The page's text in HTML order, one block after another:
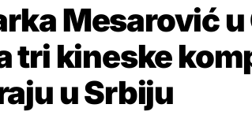
Mesarović u
tri kineske
u Srbiju